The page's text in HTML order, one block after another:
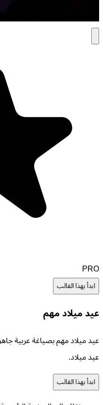
PRO
ابدأ بهذا القالب
عيد ميلاد مهم
عيد ميلاد مهم بصياغة عربية
عيد ميلاد.
ابدأ بهذا القالب